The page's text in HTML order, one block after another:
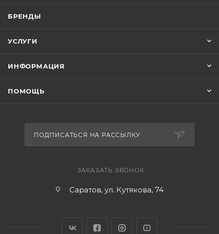
БРЕНДЫ
УСЛУГИ
ИНФОРМАЦИЯ
ПОМОЩЬ
ПОДПИСАТЬСЯ НА РАССЫЛКУ
ЗАКАЗАТЬ ЗВОНОК
Саратов, ул. Кутякова, 74